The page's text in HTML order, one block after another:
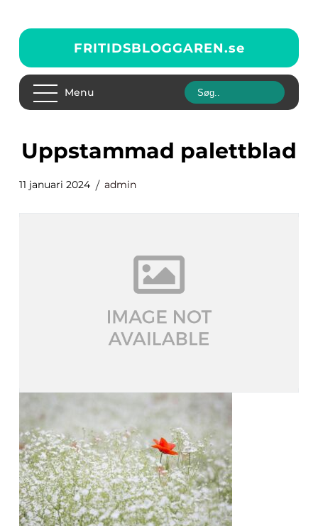
FRITIDSBLOGGAREN.se
Menu
uppstammad palettblad
11 januari 2024 admin